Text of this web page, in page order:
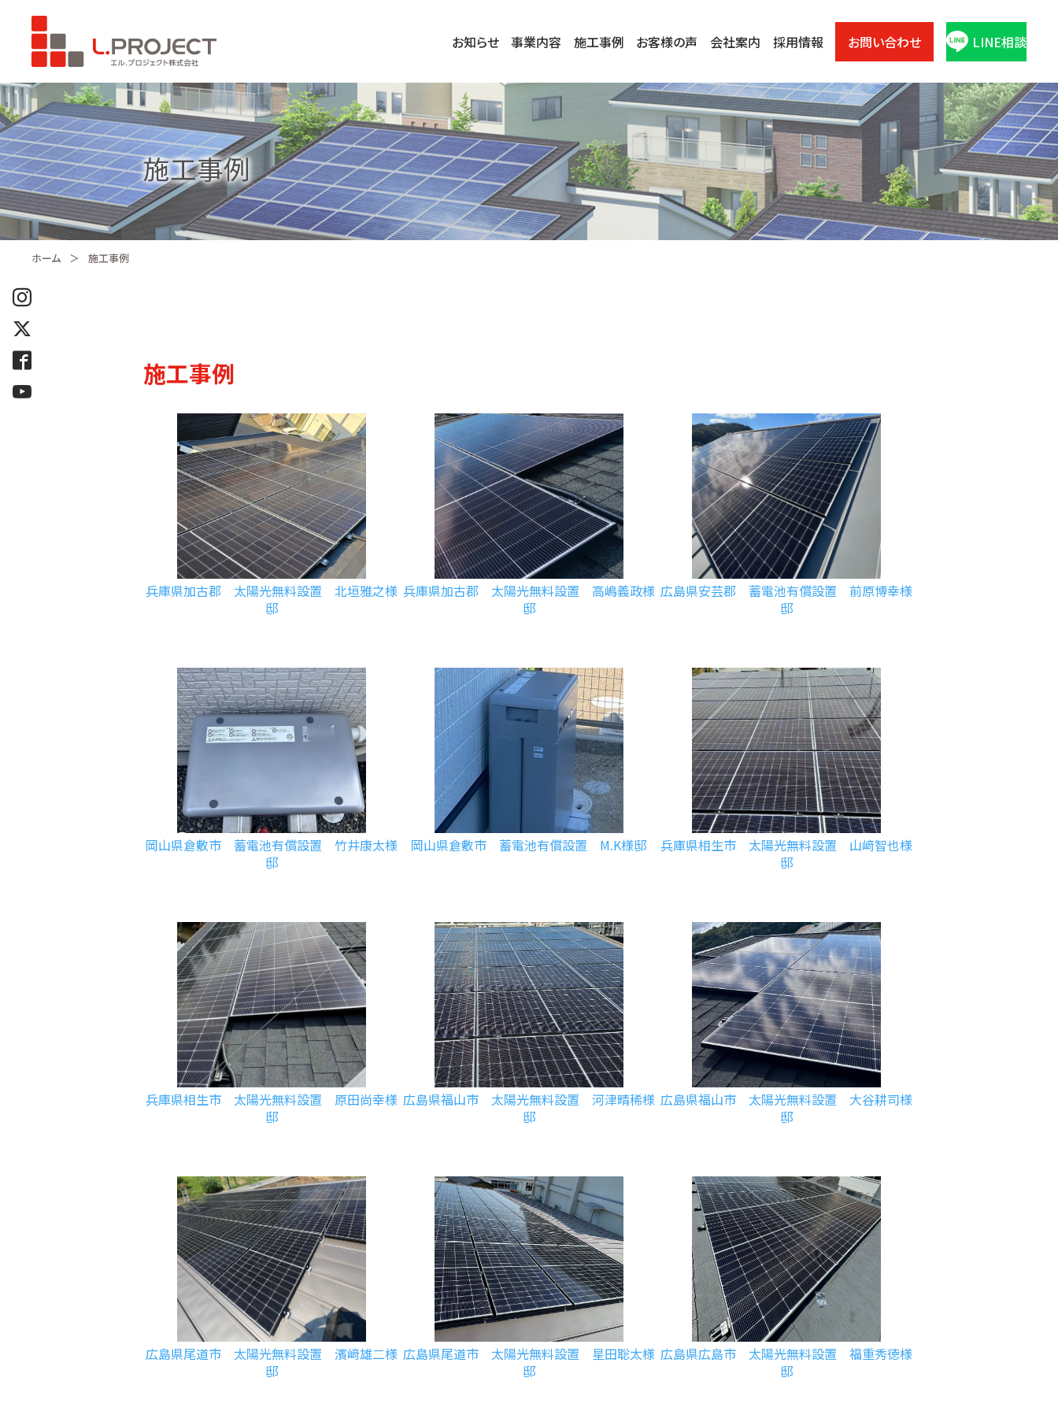
お知らせ 事業内容 施工事例 お客様の声 会社案内 採用情報 お問い合わせ LINE相談
施工事例
ホーム 施工事例
施工事例
兵庫県加古郡 太陽光無料設置 北垣雅之様
邸
兵庫県加古郡 太陽光無料設置 高嶋義政様
邸
広島県安芸郡 蓄電池有償設置 前原博幸様
邸
岡山県倉敷市 蓄電池有償設置 竹井康太様
邸
岡山県倉敷市 蓄電池有償設置 M.K様邸
兵庫県相生市 太陽光無料設置 山﨑智也様
邸
兵庫県相生市 太陽光無料設置 原田尚幸様
邸
広島県福山市 太陽光無料設置 河津晴稀様
邸
広島県福山市 太陽光無料設置 大谷耕司様
邸
広島県尾道市 太陽光無料設置 濱﨑雄二様
邸
広島県尾道市 太陽光無料設置 星田聡太様
邸
広島県広島市 太陽光無料設置 福重秀徳様
邸